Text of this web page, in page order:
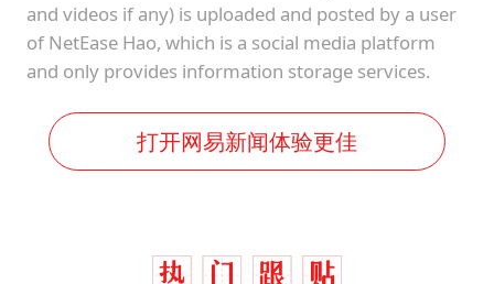
and videos if any) is uploaded and posted by a user
of NetEase Hao, which is a social media platform
and only provides information storage services.
打开网易新闻体验更佳